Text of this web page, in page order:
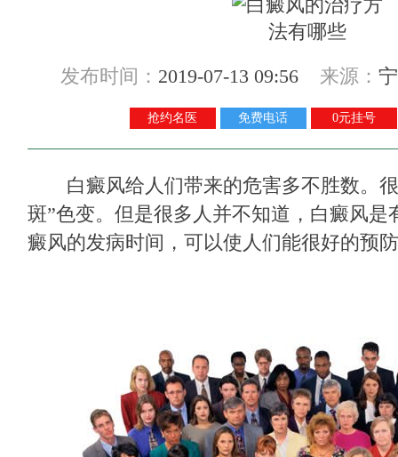
发布时间： 2019-07-13 09:56 来源：
抢约名医 免费电话 0元挂号
白癜风给人们带来的危害多不胜数。很
斑”色变。但是很多人并不知道，白癜风是
癜风的发病时间，可以使人们能很好的预